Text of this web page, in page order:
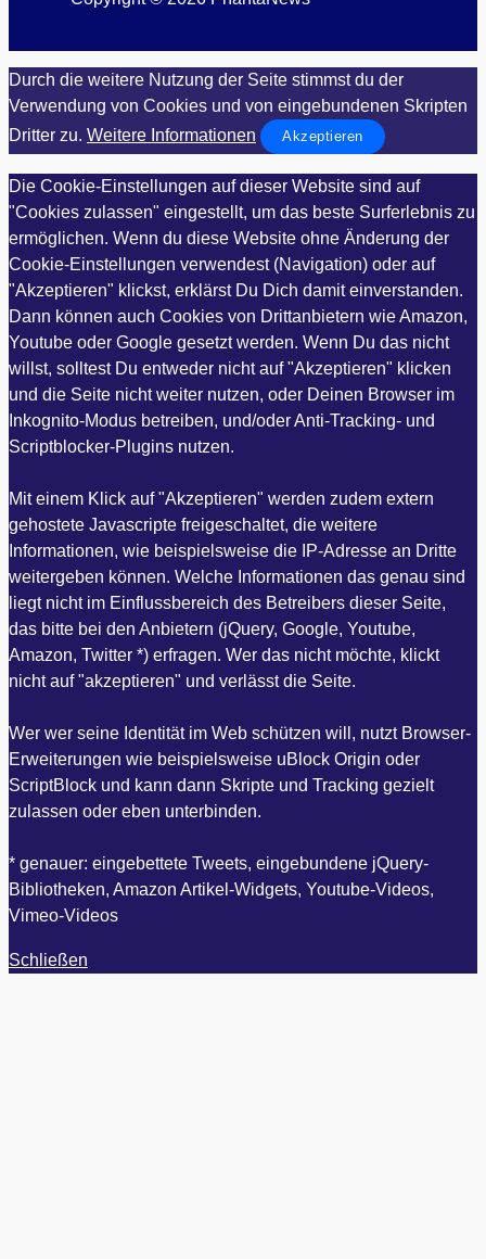
Durch die weitere Nutzung der Seite stimmst du der
Verwendung von Cookies und von eingebundenen Skripten
Dritter zu. Weitere Informationen Akzeptieren
Die Cookie-Einstellungen auf dieser Website sind auf
"Cookies zulassen" eingestellt, um das beste Surferlebnis zu
ermöglichen. Wenn du diese Website ohne Änderung der
Cookie-Einstellungen verwendest (Navigation) oder auf
"Akzeptieren" klickst, erklärst Du Dich damit einverstanden.
Dann können auch Cookies von Drittanbietern wie Amazon,
Youtube oder Google gesetzt werden. Wenn Du das nicht
willst, solltest Du entweder nicht auf "Akzeptieren" klicken
und die Seite nicht weiter nutzen, oder Deinen Browser im
Inkognito-Modus betreiben, und/oder Anti-Tracking- und
Scriptblocker-Plugins nutzen.
Mit einem Klick auf "Akzeptieren" werden zudem extern
gehostete Javascripte freigeschaltet, die weitere
Informationen, wie beispielsweise die IP-Adresse an Dritte
weitergeben können. Welche Informationen das genau sind
liegt nicht im Einflussbereich des Betreibers dieser Seite,
das bitte bei den Anbietern (jQuery, Google, Youtube,
Amazon, Twitter *) erfragen. Wer das nicht möchte, klickt
nicht auf "akzeptieren" und verlässt die Seite.
Wer wer seine Identität im Web schützen will, nutzt Browser-
Erweiterungen wie beispielsweise uBlock Origin oder
ScriptBlock und kann dann Skripte und Tracking gezielt
zulassen oder eben unterbinden.
* genauer: eingebettete Tweets, eingebundene jQuery-
Bibliotheken, Amazon Artikel-Widgets, Youtube-Videos,
Vimeo-Videos
Schließen